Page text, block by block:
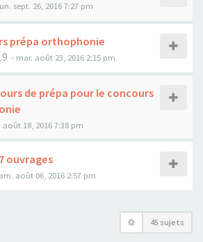
sept. 26, 2016 7:27 pm
prépa orthophonie
- mar. août 23, 2016 2:15 pm
de prépa pour le concours
août 18, 2016 7:38 pm
ouvrages
août 06, 2016 2:57 pm
45 sujets